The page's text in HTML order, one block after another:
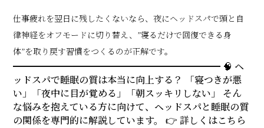
仕事疲れを翌日に残したくないなら、夜にヘッドスパで頭と自
律神経をオフモードに切り替え、”寝るだけで回復できる身
体”を取り戻す習慣をつくるのが正解です。
━━━━━━━━━━━━━━━━━━━━━━ 🧠 ヘ
ッドスパで睡眠の質は本当に向上する？ 「寝つきが悪
い」「夜中に目が覚める」「朝スッキリしない」 そん
な悩みを抱えている方に向けて、ヘッドスパと睡眠の質
の関係を専門的に解説しています。 👉 詳しくはこちら